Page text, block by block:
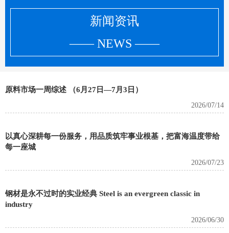
新闻资讯
—— NEWS ——
原料市场一周综述 （6月27日—7月3日）
2026/07/14
以真心深耕每一份服务，用品质筑牢事业根基，把富海温度带给
每一座城
2026/07/23
钢材是永不过时的实业经典 Steel is an evergreen classic in
industry
2026/06/30